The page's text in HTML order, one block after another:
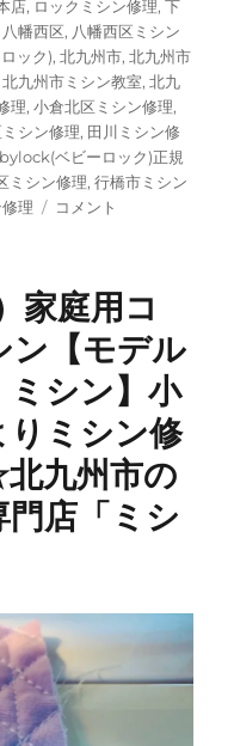
店, ロックミシン修理,下
八幡西区, 八幡西区ミシン
ック),北九州市,北九州市
北九州市ミシン教室,北九
理,小倉北区ミシン修理,
シン修理, 田川ミシン修
ベビーロック)正規
ミシン修理,行橋市ミシン
理
【baby
ー
ロ
ク）
×
maffon
特
別
キ
ャ
開
催！
北
九
コメント
家庭用コ
ン【モデル
シン】小
りミシン修
九州市の
門店「ミシ